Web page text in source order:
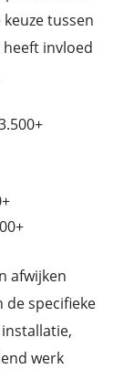
tussen
heeft invloed
afwijken
de specifieke
werk